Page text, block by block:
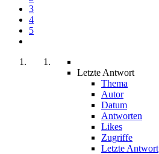
3
4
5
Letzte Antwort
Thema
Autor
Datum
Antworten
Likes
Zugriffe
Letzte Antwort